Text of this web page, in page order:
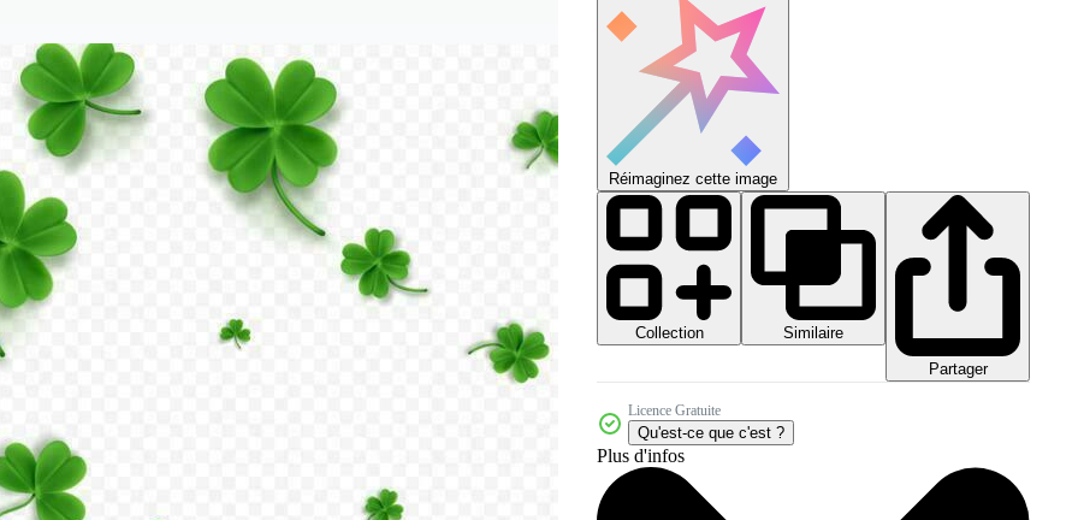
Réimaginez cette image
Collection
Similaire
Partager
Licence Gratuite
Qu'est-ce que c'est ?
Plus d'infos